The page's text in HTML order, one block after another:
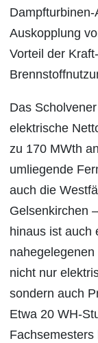
Auskopplung
Vorteil der
Das
elektrische
zu 170 MWth
umliegende
auch die
Gelsenkirchen
hinaus ist auch
nicht nur
sondern auch
Etwa 20 WH-